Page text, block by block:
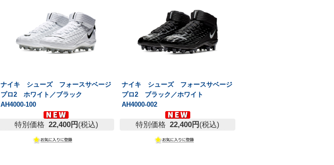
ナイキ シューズ フォースサベージ
プロ2 ホワイト／ブラック
AH4000-100
特別価格 22,400円(税込)
ナイキ シューズ フォースサベージ
プロ2 ブラック／ホワイト
AH4000-002
特別価格 22,400円(税込)